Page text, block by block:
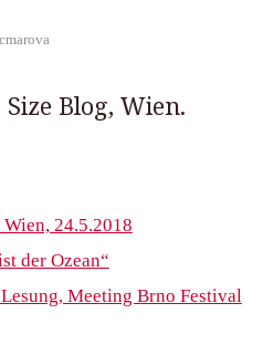
Blog, Wien.
24.5.2018
der Ozean“
Meeting Brno Festival